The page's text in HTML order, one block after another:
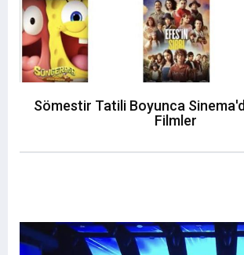
Sömestir Tatili Boyunca
Filmler